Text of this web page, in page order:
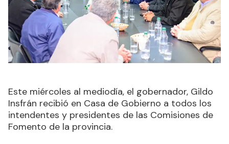
Este miércoles al mediodía, el gobernador, Gildo
Insfrán recibió en Casa de Gobierno a todos los
intendentes y presidentes de las Comisiones de
Fomento de la provincia.